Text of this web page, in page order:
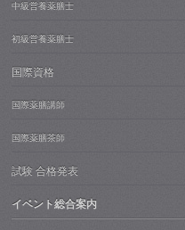
中級営養薬膳士
初級営養薬膳士
国際資格
国際薬膳講師
国際薬膳茶師
試験 合格発表
イベント総合案内